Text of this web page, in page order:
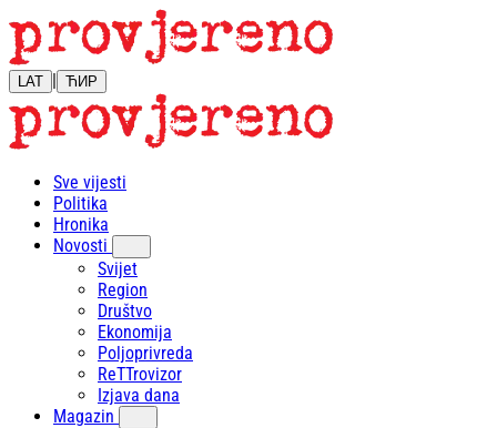
LAT | ЋИР
Sve vijesti
Politika
Hronika
Novosti
Svijet
Region
Društvo
Ekonomija
Poljoprivreda
ReTTrovizor
Izjava dana
Magazin